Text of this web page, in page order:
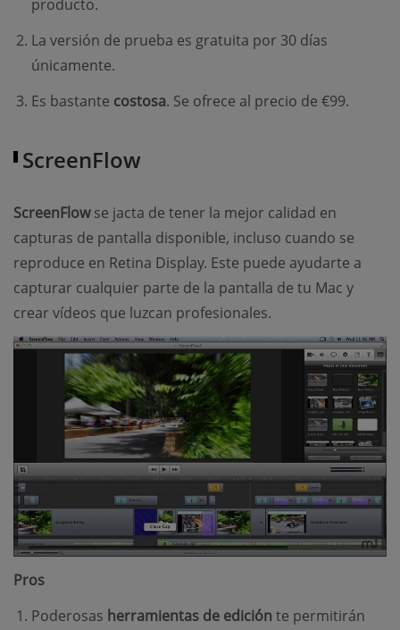
producto.
La versión de prueba es gratuita por 30 días
únicamente.
Es bastante costosa. Se ofrece al precio de €99.
ScreenFlow
ScreenFlowse jacta de tener la mejor calidad en
capturas de pantalla disponible, incluso cuando se
reproduce en Retina Display. Este puede ayudarte a
capturar cualquier parte de la pantalla de tu Mac y
crear vídeos que luzcan profesionales.
Pros
Poderosas herramientas de edición te permitirán